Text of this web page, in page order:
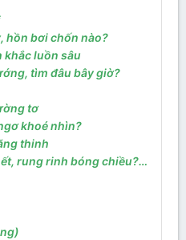
hồn bơi chốn nào?
khắc luồn sâu
tìm đâu bây giờ?
tơ
khoé nhìn?
thinh
rung rinh bóng chiều?…